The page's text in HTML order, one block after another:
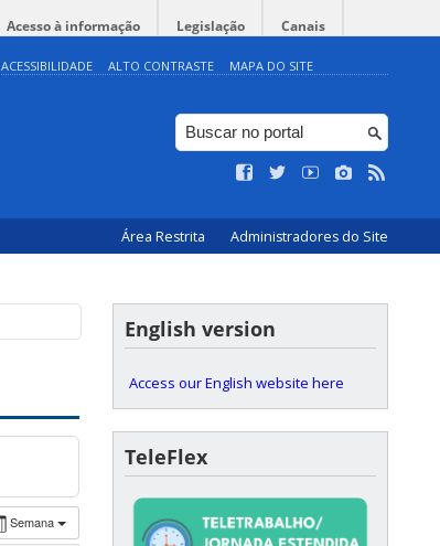
Acesso à informação Legislação Canais
ACESSIBILIDADE ALTO CONTRASTE MAPA DO SITE
Área Restrita Administradores do Site
Semana
English version
Access our English website here
TeleFlex